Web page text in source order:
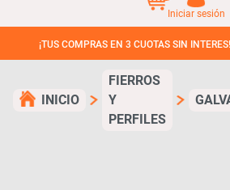
Iniciar sesión
¡TUS COMPRAS EN 3 CUOTAS SIN INTERES!
INICIO
FIERROS
Y
PERFILES